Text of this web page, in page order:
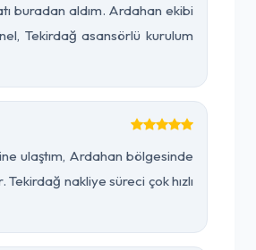
buradan aldım. Ardahan ekibi
Tekirdağ asansörlü kurulum
ulaştım, Ardahan bölgesinde
Tekirdağ nakliye süreci çok hızlı